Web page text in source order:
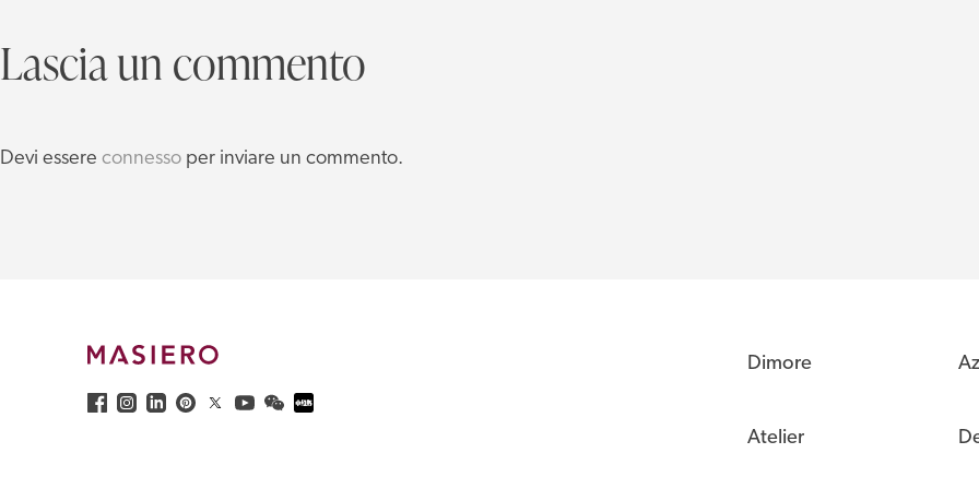
Lascia un commento
Devi essere connesso per inviare un commento.
Dimore
Atelier